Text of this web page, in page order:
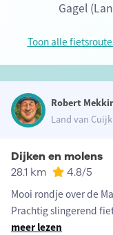
Gagel
Toon alle
Robert
Land van
Dijken en molens
28.1 km 4.8/5
Mooi rondje over de
Prachtig slingerend
meer lezen